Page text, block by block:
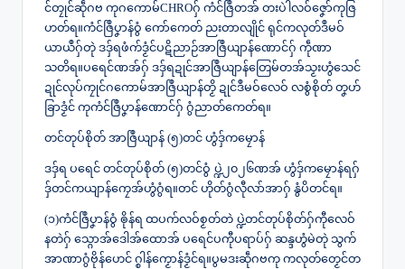
င်တၠုင်ဆဵုဂဗ ကုဂကောမ်CHROဂှ် ကံင်ဇြဳတအ် တးပဲါလဝ်ဇၞော်ကုဇြ
ဟတ်ရ။ကံင်ဇြဳပၞာန်ဝွံ ကော်ကေတ် ညးတာလျိုင် ရုင်ကလုတ်ဒဳမဝ်
ယာယဳဂှ်တုဲ ဒဒှ်ရဖံက်ဒၟံင်ပဋိညာဉ်အာဇြဳယျာန်ဏောင်ဂှ် ကဵုဏာ
သတိရ။ပရေင်ဏအ်ဂှ် ဒဒှ်ရဍုင်အာဇြဳယျာန်တြေမ်တအ်သၟးဟွံသေင်
ဍုင်လုပ်ကၠုင်ဂကောမ်အာဇြဳယျာန်တၟိ ဍုင်ဒဳမဝ်လေဝ် လစွံစိုတ် တၞဟ်
ခြာဒၟံင် ကုကံင်ဇြဳပၞာန်ဏောင်ဂှ် ဂွံညာတ်ကေတ်ရ။
တင်တုပ်စိုတ် အာဇြဳယျာန် (၅)တင် ဟွံဒှ်ကမၠောန်
ဒဒှ်ရ ပရေင် တင်တုပ်စိုတ် (၅)တင်ဝွံ ပ္ဍဲ၂၀၂၆ဏအ် ဟွံဒှ်ကမၠောန်ရဂှ်
ဒှ်တင်ကယျာန်ကၠေအ်ဟွံဂွံရ။တင် ဟိုတ်ဂွံလီုလာ်အာဂှ် နွံပိတင်ရ။
(၁)ကံင်ဇြဳပၞာန်ဝွံ ၜိုန်ရ ထပက်လဝ်စၟတ်တဲ ပ္ဍဲတင်တုပ်စိုတ်ဂှ်ကီုလေဝ်
နတဲဂှ် သ္ဂောအ်ဒေါအ်ထောအ် ပရေင်ပကီုပရာပ်ဂှ် ဆန္ဒဟွံမဲတုဲ သွက်
အာဏာဂွံဗိုန်ဟေင် ဂ္စါန်ကၟောန်ဒၟံင်ရ။ပွမဒးဆဵုဂဗကု ကလုတ်တၟေင်တ